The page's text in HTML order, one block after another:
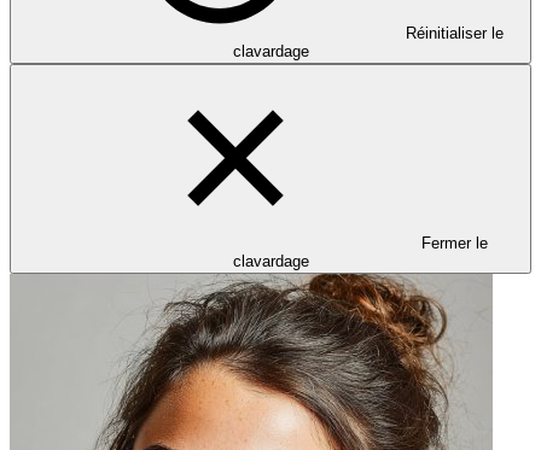
Réinitialiser le
clavardage
Fermer le
clavardage